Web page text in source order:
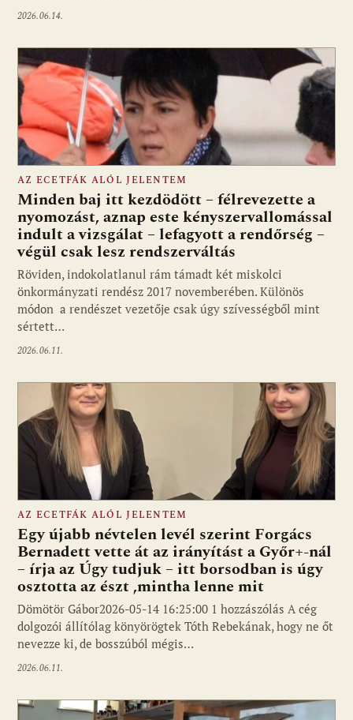
2026.06.14.
AZ ECETFÁK ALÓL JELENTEM
Minden baj itt kezdödött – félrevezette a
nyomozást, aznap este kényszervallomással
indult a vizsgálat – lefagyott a rendőrség –
végül csak lesz rendszerváltás
Röviden, indokolatlanul rám támadt két miskolci
önkormányzati rendész 2017 novemberében. Különös
módon a rendészet vezetője csak úgy szívességből mint
sértett…
2026.06.11.
AZ ECETFÁK ALÓL JELENTEM
Egy újabb névtelen levél szerint Forgács
Bernadett vette át az irányítást a Győr+-nál
– írja az Úgy tudjuk – itt borsodban is úgy
osztotta az észt ,mintha lenne mit
Dömötör Gábor2026-05-14 16:25:00 1 hozzászólás A cég
dolgozói állítólag könyörögtek Tóth Rebekának, hogy ne őt
nevezze ki, de bosszúból mégis…
2026.06.11.